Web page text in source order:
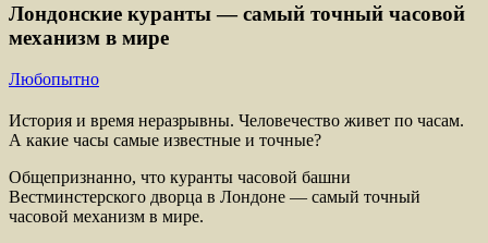
Лондонские куранты — самый точный часовой
механизм в мире
Любопытно
История и время неразрывны. Человечество живет по часам.
А какие часы самые известные и точные?
Общепризнанно, что куранты часовой башни
Вестминстерского дворца в Лондоне — самый точный
часовой механизм в мире.